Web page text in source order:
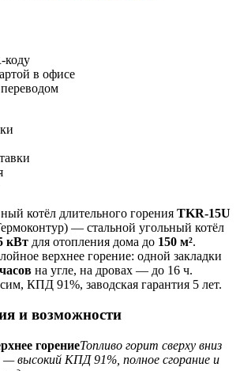
коду
в офисе
котёл длительного горения TKR-15U
— стальной угольный котёл
кВт для отопления дома до 150 м².
верхнее горение: одной закладки
на угле, на дровах — до 16 ч.
КПД 91%, заводская гарантия 5 лет.
и возможности
горениеТопливо горит сверху вниз
высокий КПД 91%, полное сгорание и